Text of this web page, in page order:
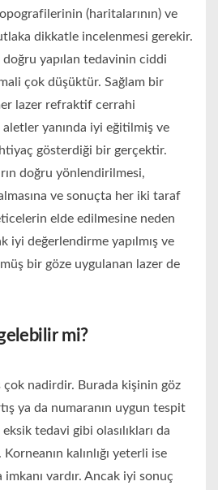
(haritalarının) ve
dikkatle incelenmesi gerekir.
doğru yapılan tedavinin ciddi
çok düşüktür. Sağlam bir
lazer refraktif cerrahi
yanında iyi eğitilmiş ve
gösterdiği bir gerçektir.
doğru yönlendirilmesi,
ve sonuçta her iki taraf
elde edilmesine neden
iyi değerlendirme yapılmış ve
bir göze uygulanan lazer de
mi?
çok nadirdir. Burada kişinin göz
ya da numaranın uygun tespit
tedavi gibi olasılıkları da
kalınlığı yeterli ise
vardır. Ancak iyi sonuç